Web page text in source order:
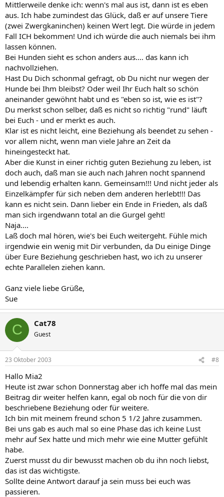
Mittlerweile denke ich: wenn's mal aus ist, dann ist es eben
aus. Ich habe zumindest das Glück, daß er auf unsere Tiere
(zwei Zwergkaninchen) keinen Wert legt. Die würde in jedem
Fall ICH bekommen! Und ich würde die auch niemals bei ihm
lassen können.
Bei Hunden sieht es schon anders aus.... das kann ich
nachvollziehen.
Hast Du Dich schonmal gefragt, ob Du nicht nur wegen der
Hunde bei Ihm bleibst? Oder weil Ihr Euch halt so schön
aneinander gewöhnt habt und es "eben so ist, wie es ist"?
Du merkst schon selber, daß es nicht so richtig "rund" läuft
bei Euch - und er merkt es auch.
Klar ist es nicht leicht, eine Beziehung als beendet zu sehen -
vor allem nicht, wenn man viele Jahre an Zeit da
hineingesteckt hat.
Aber die Kunst in einer richtig guten Beziehung zu leben, ist
doch auch, daß man sie auch nach Jahren nocht spannend
und lebendig erhalten kann. Gemeinsam!!! Und nicht jeder als
Einzelkämpfer für sich neben dem anderen herlebt!!! Das
kann es nicht sein. Dann lieber ein Ende in Frieden, als daß
man sich irgendwann total an die Gurgel geht!
Naja....
Laß doch mal hören, wie's bei Euch weitergeht. Fühle mich
irgendwie ein wenig mit Dir verbunden, da Du einige Dinge
über Eure Beziehung geschrieben hast, wo ich zu unserer
echte Parallelen ziehen kann.
Ganz viele liebe Grüße,
Sue
C Cat78
Guest
23 Oktober 2003 #8
Hallo Mia2
Heute ist zwar schon Donnerstag aber ich hoffe mal das mein
Beitrag dir weiter helfen kann, egal ob noch für die von dir
beschriebene Beziehung oder für weitere.
Ich bin mit meinem freund schon 5 1/2 Jahre zusammen.
Bei uns gab es auch mal so eine Phase das ich keine Lust
mehr auf Sex hatte und mich mehr wie eine Mutter gefühlt
habe.
Zuerst musst du dir bewusst machen ob du ihn noch liebst,
das ist das wichtigste.
Sollte deine Antwort darauf ja sein muss bei euch was
passieren.